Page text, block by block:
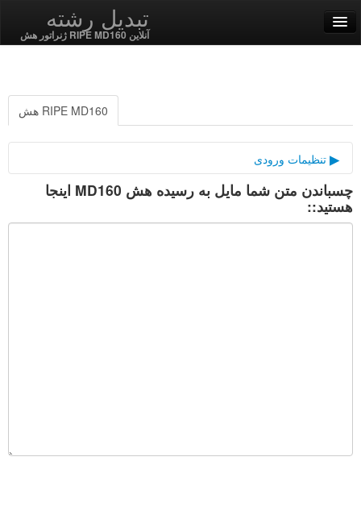
تبدیل رشته
آنلاین RIPE MD160 ژنراتور هش
SSL On
رمز / رمزگشایی
توابع رشته
RIPE MD160 هش
تنظیمات ورودی
نمک رمزنگاری
چسباندن متن شما مایل به رسیده هش MD160 اینجا
هستید::